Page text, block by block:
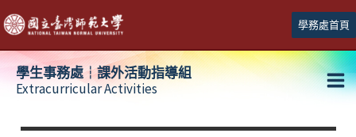
跳
至
主
學務處首頁
學生事務處┆課外活動指導組
Extracurricular Activities